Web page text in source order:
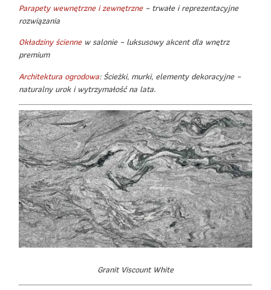
Parapety wewnętrzne i zewnętrzne– trwałe i reprezentacyjne
rozwiązania
Okładziny ściennew salonie – luksusowy akcent dla wnętrz
premium
Architektura ogrodowa: Ścieżki, murki, elementy dekoracyjne –
naturalny urok i wytrzymałość na lata.
Granit Viscount White